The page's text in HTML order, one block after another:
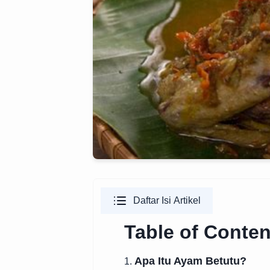
Daftar Isi Artikel
Table of
1. Apa Itu Ayam Betutu?